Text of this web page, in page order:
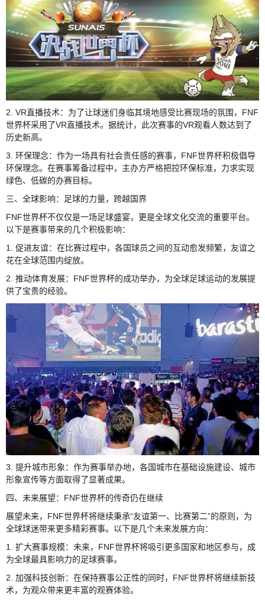
2. VR直播技术：为了让球迷们身临其境地感受比赛现场的氛围，FNF
世界杯采用了VR直播技术。据统计，此次赛事的VR观看人数达到了
历史新高。
3. 环保理念：作为一场具有社会责任感的赛事，FNF世界杯积极倡导
环保理念。在赛事筹备过程中，主办方严格把控环保标准，力求实现
绿色、低碳的办赛目标。
三、全球影响：足球的力量，跨越国界
FNF世界杯不仅仅是一场足球盛宴，更是全球文化交流的重要平台。
以下是赛事带来的几个积极影响：
1. 促进友谊：在比赛过程中，各国球员之间的互动愈发频繁，友谊之
花在全球范围内绽放。
2. 推动体育发展：FNF世界杯的成功举办，为全球足球运动的发展提
供了宝贵的经验。
3. 提升城市形象：作为赛事举办地，各国城市在基础设施建设、城市
形象宣传等方面取得了显著成果。
四、未来展望：FNF世界杯的传奇仍在继续
展望未来，FNF世界杯将继续秉承“友谊第一、比赛第二”的原则，为
全球球迷带来更多精彩赛事。以下是几个未来发展方向：
1. 扩大赛事规模：未来，FNF世界杯将吸引更多国家和地区参与，成
为全球最具影响力的足球赛事。
2. 加强科技创新：在保持赛事公正性的同时，FNF世界杯将继续新技
术，为观众带来更丰富的观赛体验。